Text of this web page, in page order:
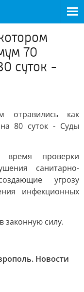
70
суток -
отравились как
80 суток - Суды
проверки
санитарно-
угрозу
инфекционных
законную силу.
Новости